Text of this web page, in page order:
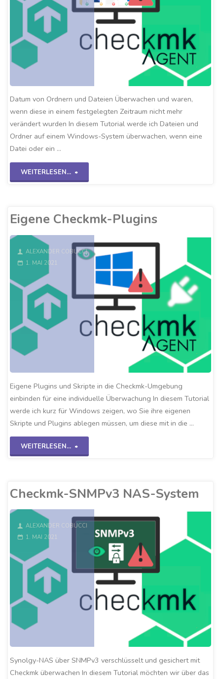
Datum von Ordnern und Dateien Überwachen und waren,
wenn diese in einem festgelegten Zeitraum nicht mehr
verändert wurden In diesem Tutorial werde ich Dateien und
Ordner auf einem Windows-System überwachen, wenn eine
Datei oder ein …
WEITERLESEN...
"Checkmk-
Eigene Checkmk-Plugins
ALEXANDER COBUCCI
1. MAI 2021
Eigene Plugins und Skripte in die Checkmk-Umgebung
einbinden für eine individuelle Überwachung In diesem Tutorial
werde ich kurz für Windows zeigen, wo Sie ihre eigenen
Skripte und Plugins ablegen müssen, um diese mit in die …
WEITERLESEN...
"Eigene
Checkmk-SNMPv3 NAS-System
ALEXANDER COBUCCI
1. MAI 2021
Synolgy-NAS über SNMPv3 verschlüsselt und gesichert mit
Checkmk überwachen In diesem Tutorial möchten wir über das